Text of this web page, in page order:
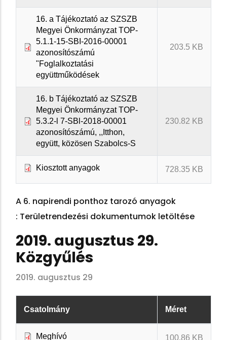
16. a Tájékoztató az SZSZB
Megyei Önkormányzat TOP-
5.1.1-15-SBI-2016-00001
azonosítószámú
"Foglalkoztatási
együttműködések
203.5 KB
16. b Tájékoztató az SZSZB
Megyei Önkormányzat TOP-
5.3.2-l 7-SBl-2018-00001
azonosítószámú, ,,Itthon,
együtt, közösen Szabolcs-S
230.82 KB
Kiosztott anyagok 728.35 KB
A 6. napirendi ponthoz tarozó anyagok
: Területrendezési dokumentumok letöltése
2019. augusztus 29.
Közgyűlés
2019. augusztus 29
Csatolmány Méret
Meghívó 100.86 KB